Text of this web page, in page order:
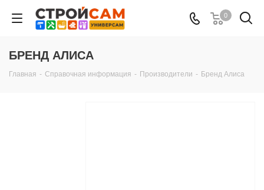
0
БРЕНД АЛИСА
Главная - Справочная информация - Производители - Бренд Алиса